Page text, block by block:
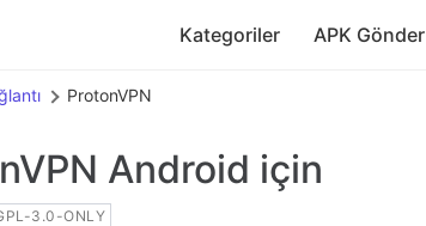
Kategoriler APK Gönder
ProtonVPN
Android için
3.0-ONLY